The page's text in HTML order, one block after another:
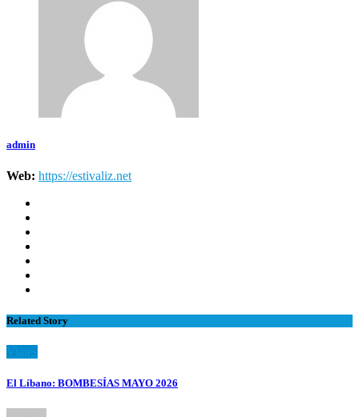
admin
Web: https://estivaliz.net
Related Story
El Líbano: BOMBESÍAS MAYO 2026